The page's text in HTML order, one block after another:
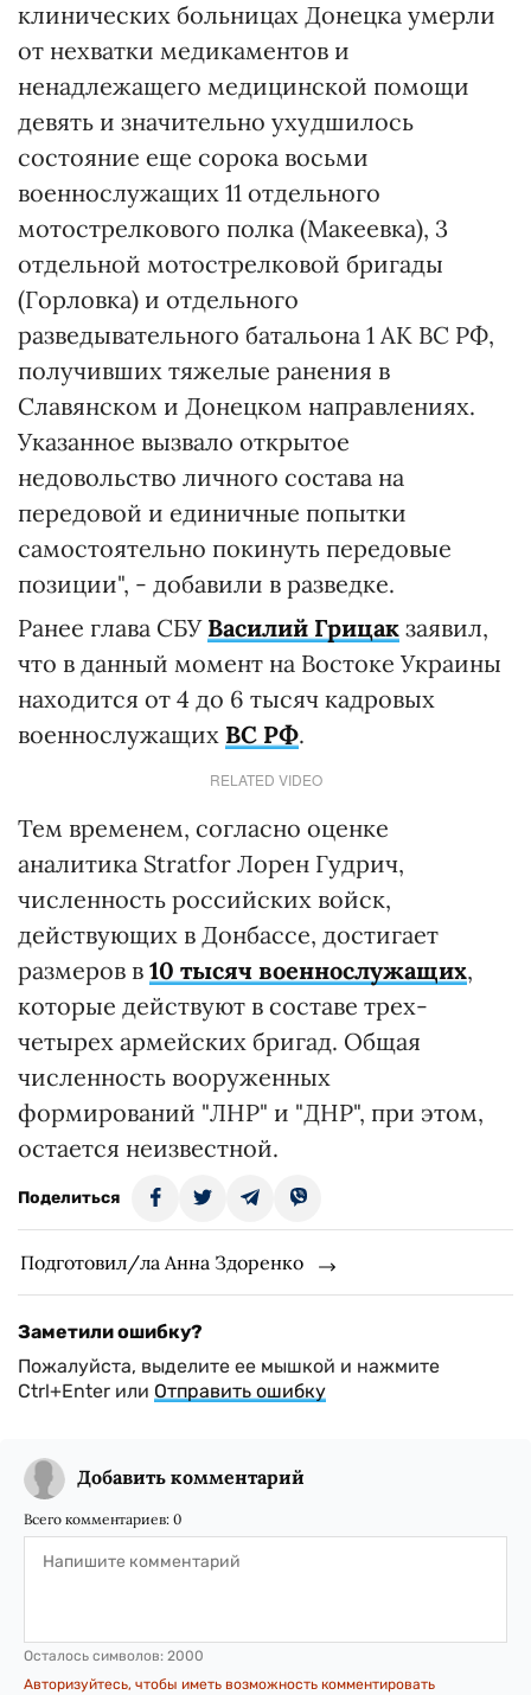
клинических больницах Донецка умерли
от нехватки медикаментов и
ненадлежащего медицинской помощи
девять и значительно ухудшилось
состояние еще сорока восьми
военнослужащих 11 отдельного
мотострелкового полка (Макеевка), 3
отдельной мотострелковой бригады
(Горловка) и отдельного
разведывательного батальона 1 АК ВС РФ,
получивших тяжелые ранения в
Славянском и Донецком направлениях.
Указанное вызвало открытое
недовольство личного состава на
передовой и единичные попытки
самостоятельно покинуть передовые
позиции", - добавили в разведке.
Ранее глава СБУ Василий Грицак заявил,
что в данный момент на Востоке Украины
находится от 4 до 6 тысяч кадровых
военнослужащих ВС РФ.
RELATED VIDEO
Тем временем, согласно оценке
аналитика Stratfor Лорен Гудрич,
численность российских войск,
действующих в Донбассе, достигает
размеров в 10 тысяч военнослужащих,
которые действуют в составе трех-
четырех армейских бригад. Общая
численность вооруженных
формирований "ЛНР" и "ДНР", при этом,
остается неизвестной.
Поделиться
Подготовил/ла Анна Здоренко
Заметили ошибку?
Пожалуйста, выделите ее мышкой и нажмите
Ctrl+Enter или Отправить ошибку
Добавить комментарий
Всего комментариев: 0
Осталось символов: 2000
Авторизуйтесь, чтобы иметь возможность комментировать